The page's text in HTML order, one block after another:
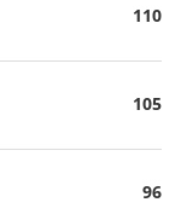
110
105
96